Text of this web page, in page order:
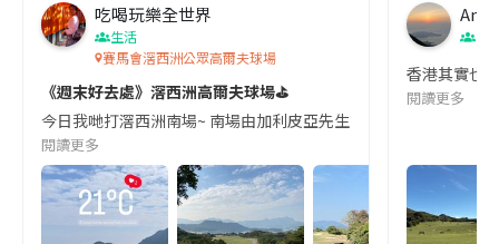
吃喝玩樂全世界
生活
賽馬會滘西洲公眾高爾夫球場
《週末好去處》滘西洲高爾夫球場⛳️
今日我哋打滘西洲南場~ 南場由加利皮亞先生設計,完美地混合了
閱讀更多
香港其實也
閱讀更多